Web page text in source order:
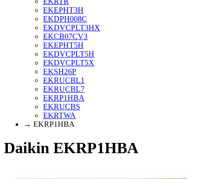
EKEPHT3H
EKDPH008C
EKDVCPLT3HX
EKCB07CV3
EKEPHT5H
EKDVCPLT5H
EKDVCPLT5X
EKSH26P
EKRUCBL1
EKRUCBL7
EKRP1HBA
EKRUCBS
EKRTWA
→ EKRP1HBA
Daikin EKRP1HBA